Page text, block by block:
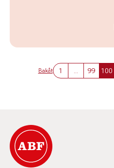
Bakåt 1 99 100